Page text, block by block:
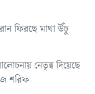
ফিরছে মাথা উঁচু
নেতৃত্ব দিয়েছে
শরিফ